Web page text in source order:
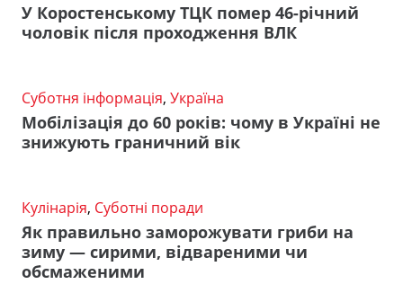
У Коростенському ТЦК помер 46-річний
чоловік після проходження ВЛК
Суботня інформація, Україна
Мобілізація до 60 років: чому в Україні не
знижують граничний вік
Кулінарія, Суботні поради
Як правильно заморожувати гриби на
зиму — сирими, відвареними чи
обсмаженими